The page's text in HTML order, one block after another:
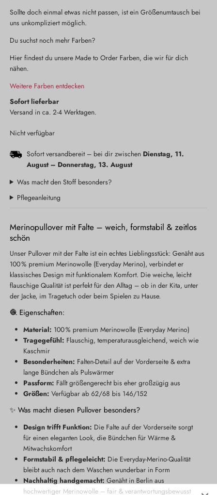
Sollte doch einmal etwas nicht passen, ist ein Größenumtausch bei
uns unkompliziert möglich.
Du suchst noch mehr Farben?
Hier findest du unsere Made to Order Farben, die wir für dich
nähen.
Weitere Farben entdecken
Sofort lieferbar
Versand in ca. 2-4 Werktagen.
Nicht verfügbar
Sofort versandbereit – bei dir zwischen Dienstag, 11.
August– Donnerstag, 13. August
Was macht den Stoff besonders?
Pflegeanleitung
Merinopullover mit Falte – weich, formstabil & zeitlos
schön
Unser Pullover mit der Falte ist ein echtes Lieblingsstück: Genäht aus
100 % premium Merinowolle (Everyday Merino), verbindet er
klassisches Design mit funktionalem Komfort. Die weiche, leicht
flauschige Qualität ist perfekt für den Alltag – ob in der Kita, unter
der Jacke, im Tragetuch oder beim Spielen zu Hause.
🧶 Eigenschaften:
Material: 100 % premium Merinowolle (Everyday Merino)
Tragegefühl: Flauschig, temperaturausgleichend, weich wie
Kaschmir
Besonderheiten: Falten-Detail auf der Vorderseite & extra
lange Bündchen als Pulswärmer
Passform: Fällt größengerecht bis eher großzügig aus
Größen: Verfügbar ab 62/68 bis 146/152
✨ Was macht diesen Pullover besonders?
Design trifft Funktion: Die Falte auf der Vorderseite sorgt
für einen eleganten Look, die Bündchen für Wärme &
Mitwachskomfort
Formstabil & pflegeleicht: Die Everyday-Merino-Qualität
bleibt auch nach dem Waschen wunderbar in Form
Nachhaltig handgemacht: Genäht in Berlin aus
hochwertiger Merinowolle – fair & verantwortungsbewusst
Neu hier?